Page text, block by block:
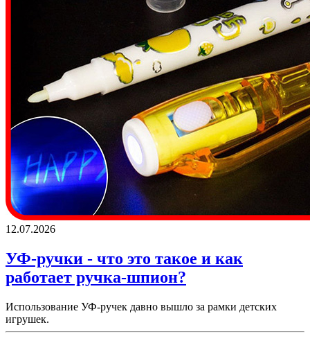
12.07.2026
УФ-ручки - что это такое и как
работает ручка-шпион?
Использование УФ-ручек давно вышло за рамки детских
игрушек.